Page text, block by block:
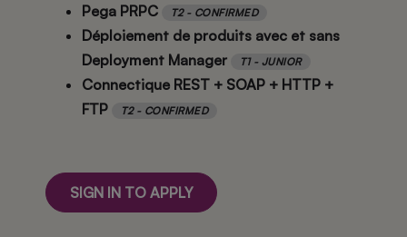
Pega PRPC T2 - CONFIRMED
Déploiement de produits avec et sans
Deployment Manager
T1 - JUNIOR
Connectique REST + SOAP + HTTP +
FTP
T2 - CONFIRMED
SIGN IN TO APPLY